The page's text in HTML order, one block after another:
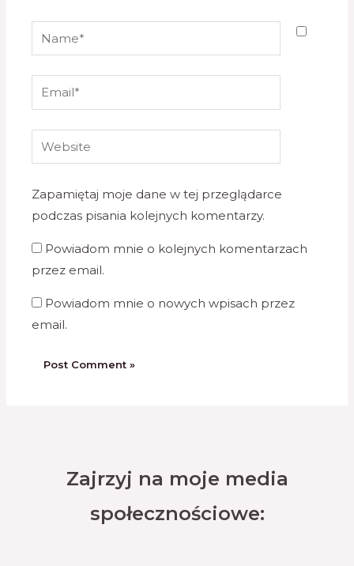
Name*
Email*
Website
Zapamiętaj moje dane w tej przeglądarce
podczas pisania kolejnych komentarzy.
Powiadom mnie o kolejnych komentarzach
przez email.
Powiadom mnie o nowych wpisach przez
email.
Zajrzyj na moje media
społecznościowe: